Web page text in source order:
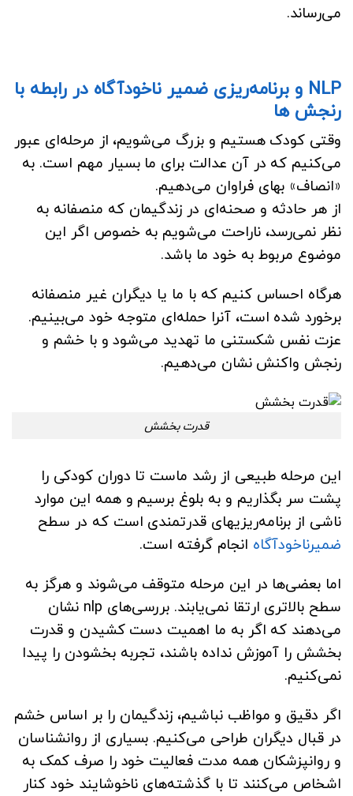
می‌رساند.
NLP و برنامه‌ریزی ضمیر ناخودآگاه در رابطه با
رنجش ها
وقتی کودک هستیم و بزرگ می‌شویم، از مرحله‌ای عبور
می‌کنیم که در آن عدالت برای ما بسیار مهم است. به
«انصاف» بهای فراوان می‌دهیم.
از هر حادثه و صحنه‌ای در زندگیمان که منصفانه به
نظر نمی‌رسد، ناراحت می‌شویم به خصوص اگر این
موضوع مربوط به خود ما باشد.
هرگاه احساس کنیم که با ما یا دیگران غیر منصفانه
برخورد شده است، آنرا حمله‌ای متوجه خود می‌بینیم.
عزت نفس شکستنی ما تهدید می‌شود و با خشم و
رنجش واکنش نشان می‌دهیم.
قدرت بخشش
این مرحله طبیعی از رشد ماست تا دوران کودکی را
پشت سر بگذاریم و به بلوغ برسیم و همه این موارد
ناشی از برنامه‌ریزیهای قدرتمندی است که در سطح
ضمیر‌ناخودآگاه انجام گرفته است.
اما بعضی‌ها در این مرحله متوقف می‌شوند و هرگز به
سطح بالاتری ارتقا نمی‌یابند. بررسی‌های nlp نشان
می‌دهند که اگر به ما اهمیت دست کشیدن و قدرت
بخشش را آموزش نداده باشند، تجربه بخشودن را پیدا
نمی‌کنیم.
اگر دقیق و مواظب نباشیم، زندگیمان را بر اساس خشم
در قبال دیگران طراحی می‌کنیم. بسیاری از روانشناسان
و روانپزشکان همه مدت فعالیت خود را صرف کمک به
اشخاص می‌کنند تا با گذشته‌های ناخوشایند خود کنار